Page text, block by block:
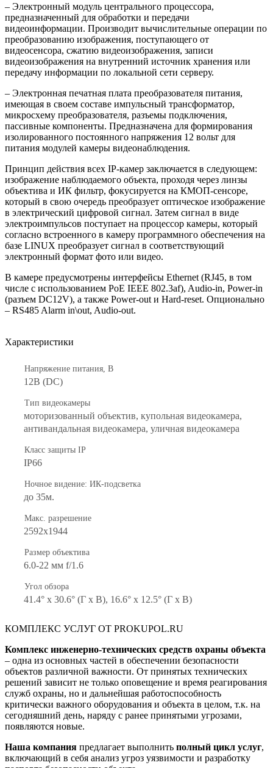
– Электронный модуль центрального процессора,
предназначенный для обработки и передачи
видеоинформации. Производит вычислительные операции по
преобразованию изображения, поступающего от
видеосенсора, сжатию видеоизображения, записи
видеоизображения на внутренний источник хранения или
передачу информации по локальной сети серверу.
– Электронная печатная плата преобразователя питания,
имеющая в своем составе импульсный трансформатор,
микросхему преобразователя, разъемы подключения,
пассивные компоненты. Предназначена для формирования
изолированного постоянного напряжения 12 вольт для
питания модулей камеры видеонаблюдения.
Принцип действия всех IP-камер заключается в следующем:
изображение наблюдаемого объекта, проходя через линзы
объектива и ИК фильтр, фокусируется на КМОП-сенсоре,
который в свою очередь преобразует оптическое изображение
в электрический цифровой сигнал. Затем сигнал в виде
электроимпульсов поступает на процессор камеры, который
согласно встроенного в камеру программного обеспечения на
базе LINUX преобразует сигнал в соответствующий
электронный формат фото или видео.
В камере предусмотрены интерфейсы Ethernet (RJ45, в том
числе с использованием PoE IEEE 802.3af), Audio-in, Power-in
(разъем DC12V), а также Power-out и Hard-reset. Опционально
– RS485 Alarm in\out, Audio-out.
Характеристики
Напряжение питания, В
12В (DC)
Тип видеокамеры
моторизованный объектив, купольная видеокамера,
антивандальная видеокамера, уличная видеокамера
Класс защиты IP
IP66
Ночное видение: ИК-подсветка
до 35м.
Макс. разрешение
2592x1944
Размер объектива
6.0-22 мм f/1.6
Угол обзора
41.4° x 30.6° (Г x В), 16.6° x 12.5° (Г x В)
КОМПЛЕКС УСЛУГ ОТ PROKUPOL.RU
Комплекс инженерно-технических средств охраны объекта
– одна из основных частей в обеспечении безопасности
объектов различной важности. От принятых технических
решений зависит не только оповещение и время реагирования
служб охраны, но и дальнейшая работоспособность
критически важного оборудования и объекта в целом, т.к. на
сегодняшний день, наряду с ранее принятыми угрозами,
появляются новые.
Наша компания предлагает выполнить полный цикл услуг,
включающий в себя анализ угроз уязвимости и разработку